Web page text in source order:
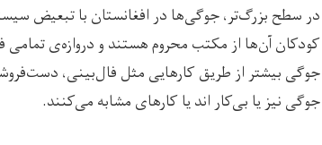
در سطح بزرگ‌تر، جوگی‌ها در افغانستان با تبعیض
کودکان آن‌ها از مکتب محروم‌ هستند و دروازه‌ی
جوگی بیشتر از طریق کارهایی مثل فال‌بینی،
جوگی نیز یا بی‌کار اند یا کارهای مشابه می‌کنند.